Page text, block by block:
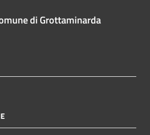
di Grottaminarda